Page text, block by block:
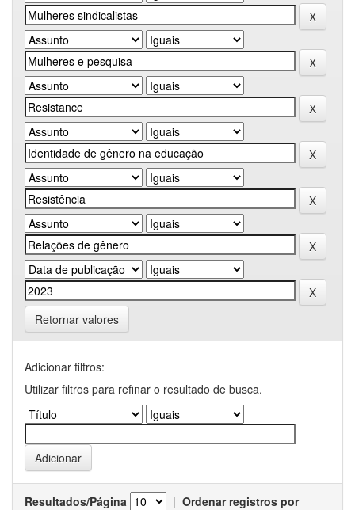
Retornar valores
Adicionar filtros:
Utilizar filtros para refinar o resultado de busca.
Resultados/Página | Ordenar registros por